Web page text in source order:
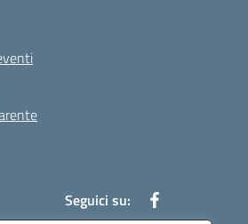
Seguici su: